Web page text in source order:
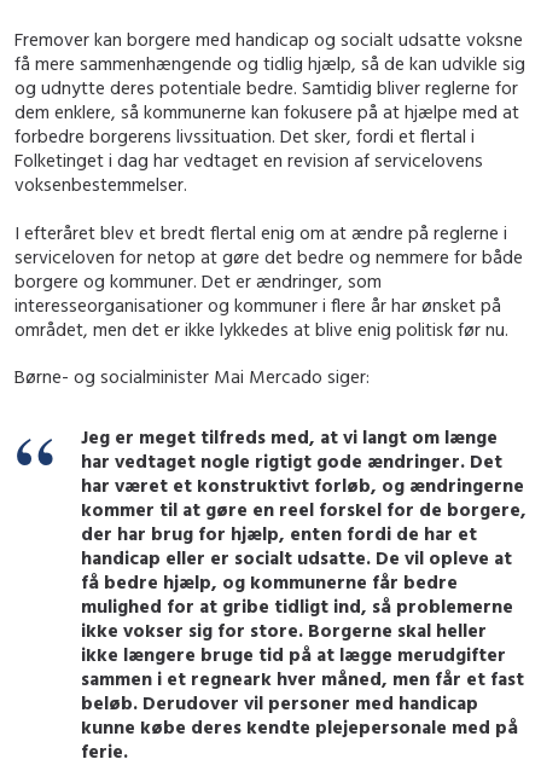
Fremover kan borgere med handicap og socialt udsatte voksne
få mere sammenhængende og tidlig hjælp, så de kan udvikle sig
og udnytte deres potentiale bedre. Samtidig bliver reglerne for
dem enklere, så kommunerne kan fokusere på at hjælpe med at
forbedre borgerens livssituation. Det sker, fordi et flertal i
Folketinget i dag har vedtaget en revision af servicelovens
voksenbestemmelser.
I efteråret blev et bredt flertal enig om at ændre på reglerne i
serviceloven for netop at gøre det bedre og nemmere for både
borgere og kommuner. Det er ændringer, som
interesseorganisationer og kommuner i flere år har ønsket på
området, men det er ikke lykkedes at blive enig politisk før nu.
Børne- og socialminister Mai Mercado siger:
Jeg er meget tilfreds med, at vi langt om længe
har vedtaget nogle rigtigt gode ændringer. Det
har været et konstruktivt forløb, og ændringerne
kommer til at gøre en reel forskel for de borgere,
der har brug for hjælp, enten fordi de har et
handicap eller er socialt udsatte. De vil opleve at
få bedre hjælp, og kommunerne får bedre
mulighed for at gribe tidligt ind, så problemerne
ikke vokser sig for store. Borgerne skal heller
ikke længere bruge tid på at lægge merudgifter
sammen i et regneark hver måned, men får et fast
beløb. Derudover vil personer med handicap
kunne købe deres kendte plejepersonale med på
ferie.